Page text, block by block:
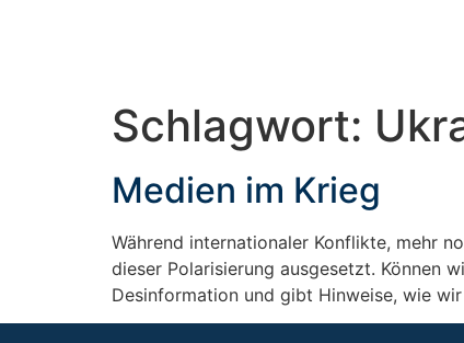
Schlagwort:
Medien im Krieg
Während internationaler Konflikte, mehr
dieser Polarisierung ausgesetzt. Können
Desinformation und gibt Hinweise, wie